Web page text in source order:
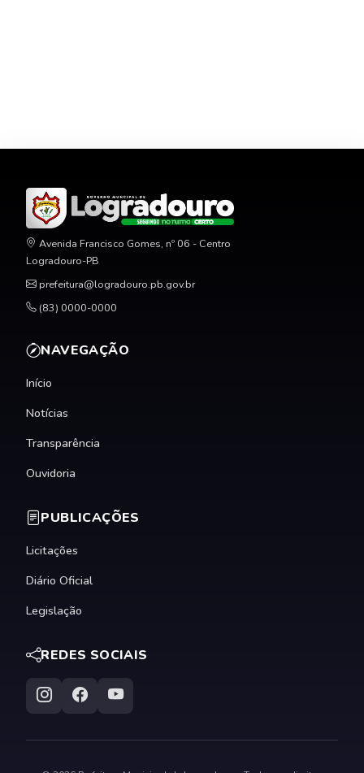
Avenida Francisco Gomes, nº 06 - Centro
Logradouro-PB
prefeitura@logradouro.pb.gov.br
(83) 0000-0000
NAVEGAÇÃO
Início
Notícias
Transparência
Ouvidoria
PUBLICAÇÕES
Licitações
Diário Oficial
Legislação
REDES SOCIAIS